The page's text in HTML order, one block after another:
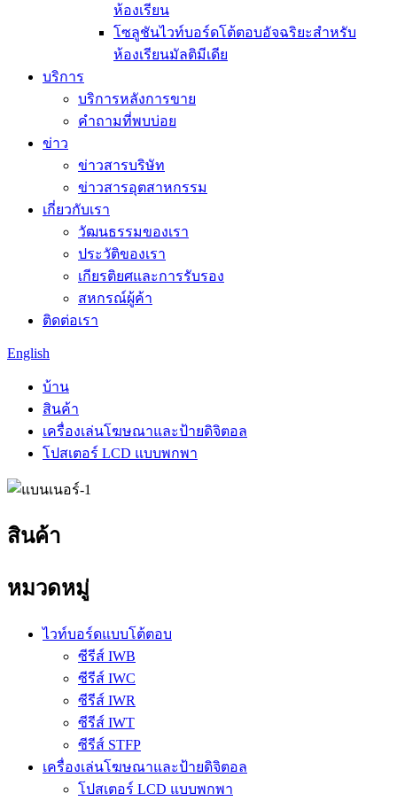
ห้องเรียน
โซลูชันไวท์บอร์ดโต้ตอบอัจฉริยะสำหรับ
ห้องเรียนมัลติมีเดีย
บริการ
บริการหลังการขาย
คำถามที่พบบ่อย
ข่าว
ข่าวสารบริษัท
ข่าวสารอุตสาหกรรม
เกี่ยวกับเรา
วัฒนธรรมของเรา
ประวัติของเรา
เกียรติยศและการรับรอง
สหกรณ์ผู้ค้า
ติดต่อเรา
English
บ้าน
สินค้า
เครื่องเล่นโฆษณาและป้ายดิจิตอล
โปสเตอร์ LCD แบบพกพา
สินค้า
หมวดหมู่
ไวท์บอร์ดแบบโต้ตอบ
ซีรีส์ IWB
ซีรีส์ IWC
ซีรีส์ IWR
ซีรีส์ IWT
ซีรีส์ STFP
เครื่องเล่นโฆษณาและป้ายดิจิตอล
โปสเตอร์ LCD แบบพกพา